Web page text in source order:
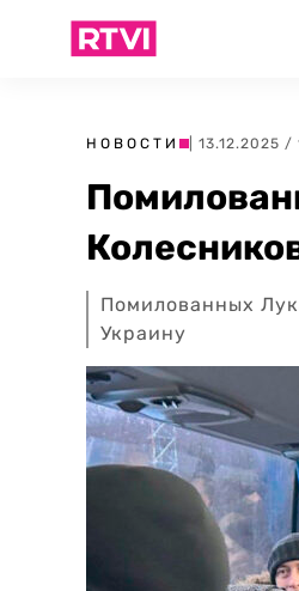
НОВОСТИ | 13.12.2025 /
Помилованных
Украину